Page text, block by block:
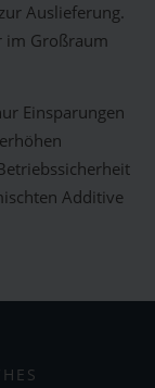
Auslieferung.
im Großraum
Einsparungen
Additive